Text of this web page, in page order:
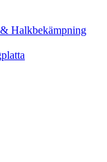
Halkbekämpning